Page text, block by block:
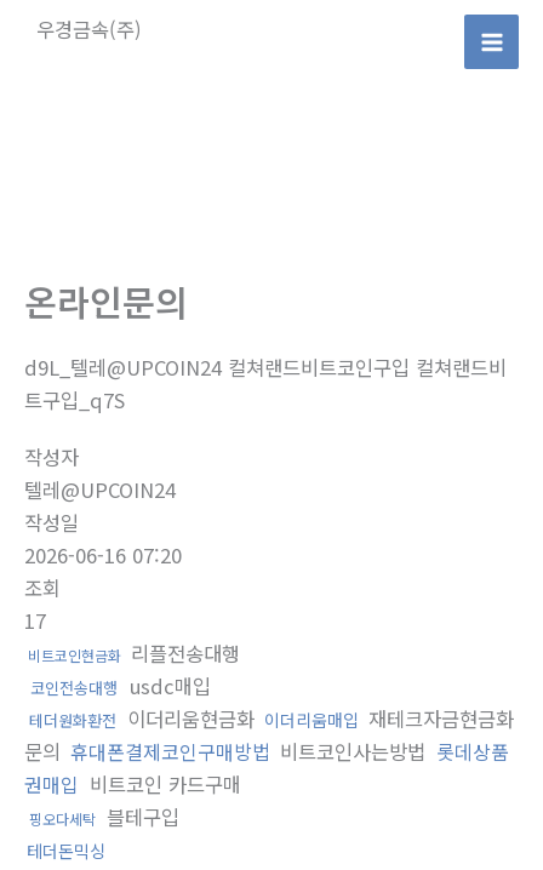
우경금속(주)
Main
온라인문의
d9L_텔레@UPCOIN24 컬쳐랜드비트코인구입 컬쳐랜드비
트구입_q7S
작성자
텔레@UPCOIN24
작성일
2026-06-16 07:20
조회
17
비트코인현금화 리플전송대행
코인전송대행 usdc매입
테더원화환전 이더리움현금화 이더리움매입 재테크자금현금화
문의 휴대폰결제코인구매방법 비트코인사는방법 롯데상품
권매입 비트코인 카드구매
핑오다세탁 블테구입
테더돈믹싱